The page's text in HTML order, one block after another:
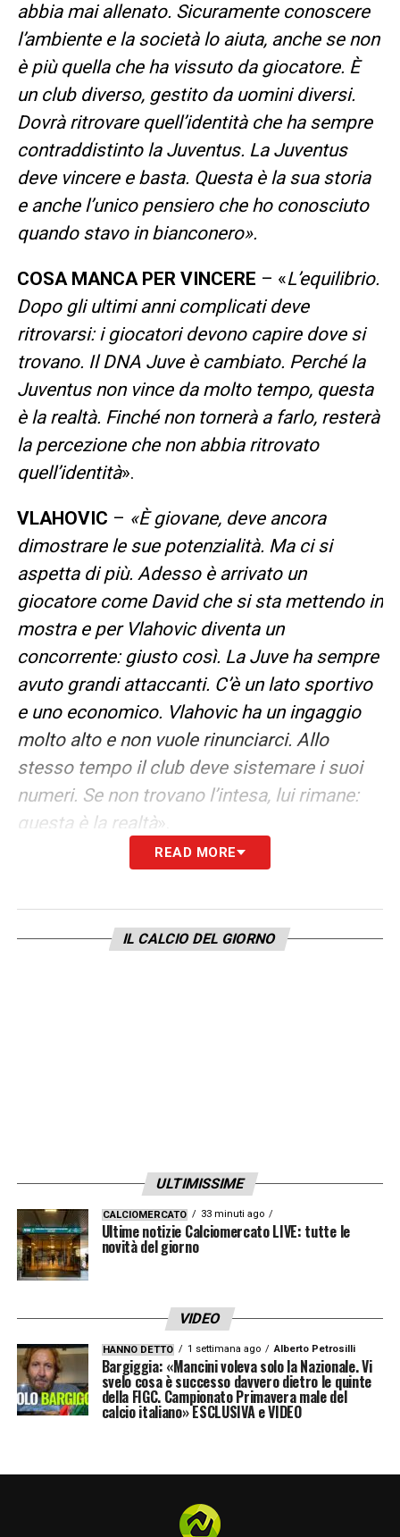
abbia mai allenato. Sicuramente conoscere
l’ambiente e la società lo aiuta, anche se non
è più quella che ha vissuto da giocatore. È
un club diverso, gestito da uomini diversi.
Dovrà ritrovare quell’identità che ha sempre
contraddistinto la Juventus. La Juventus
deve vincere e basta. Questa è la sua storia
e anche l’unico pensiero che ho conosciuto
quando stavo in bianconero».
COSA MANCA PER VINCERE – «L’equilibrio.
Dopo gli ultimi anni complicati deve
ritrovarsi: i giocatori devono capire dove si
trovano. Il DNA Juve è cambiato. Perché la
Juventus non vince da molto tempo, questa
è la realtà. Finché non tornerà a farlo, resterà
la percezione che non abbia ritrovato
quell’identità».
VLAHOVIC – «È giovane, deve ancora
dimostrare le sue potenzialità. Ma ci si
aspetta di più. Adesso è arrivato un
giocatore come David che si sta mettendo in
mostra e per Vlahovic diventa un
concorrente: giusto così. La Juve ha sempre
avuto grandi attaccanti. C’è un lato sportivo
e uno economico. Vlahovic ha un ingaggio
molto alto e non vuole rinunciarci. Allo
stesso tempo il club deve sistemare i suoi
numeri. Se non trovano l’intesa, lui rimane:
questa è la realtà».
–«L’anno scorso ha
importante: ha segnato e sa giocare in
diverse posizioni. E soprattutto ha voglia di
LA PLAYLIST DELLE NOSTRE TOP NEWS
READ MORE
IL CALCIO DEL GIORNO
ULTIMISSIME
CALCIOMERCATO 33 minuti ago
Ultime notizie Calciomercato LIVE: tutte le
novità del giorno
VIDEO
HANNO DETTO 1 settimana ago Alberto Petrosilli
Bargiggia: «Mancini voleva solo la Nazionale. Vi
svelo cosa è successo davvero dietro le quinte
della FIGC. Campionato Primavera male del
calcio italiano» ESCLUSIVA e VIDEO